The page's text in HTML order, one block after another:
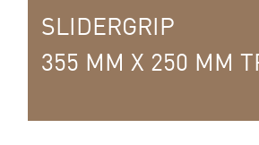
SLIDERGRIP
355 MM X 250 MM